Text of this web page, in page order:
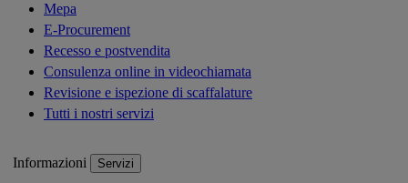
Mepa
E-Procurement
Recesso e postvendita
Consulenza online in videochiamata
Revisione e ispezione di scaffalature
Tutti i nostri servizi
Informazioni Servizi